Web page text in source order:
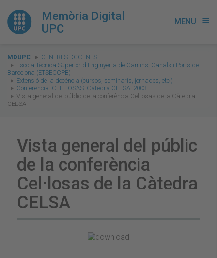
Memòria Digital
UPC
MENU menu
You
are
here:
MDUPC
CENTRES DOCENTS
Escola Tècnica Superior d'Enginyeria de Camins, Canals i Ports de
Barcelona (ETSECCPB)
Extensió de la docència (cursos, seminaris, jornades, etc.)
Conferència: CEL·LOSAS. Catedra CELSA. 2003
Vista general del públic de la conferència Cel·losas de la Càtedra
CELSA
Vista general del públic
de la conferència
Cel·losas de la Càtedra
CELSA